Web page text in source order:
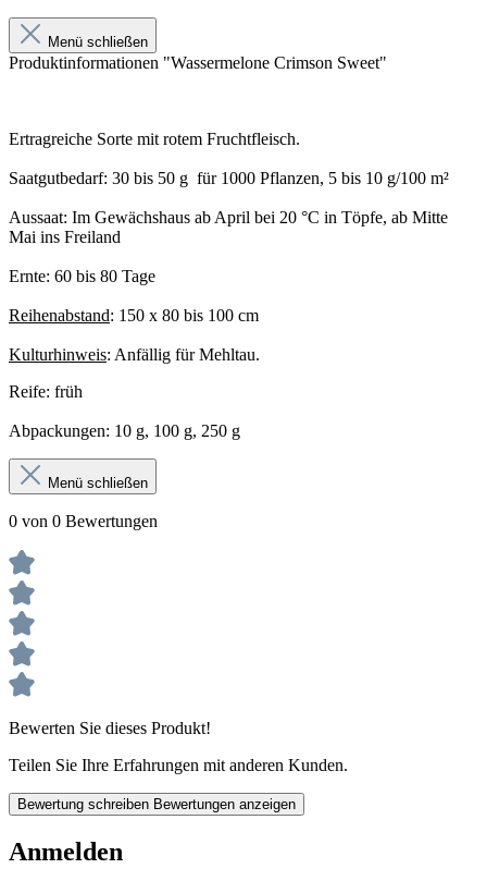
Menü schließen
Produktinformationen "Wassermelone Crimson Sweet"
Ertragreiche Sorte mit rotem Fruchtfleisch.
Saatgutbedarf: 30 bis 50 g für 1000 Pflanzen, 5 bis 10 g/100 m²
Aussaat: Im Gewächshaus ab April bei 20 °C in Töpfe, ab Mitte
Mai ins Freiland
Ernte: 60 bis 80 Tage
Reihenabstand: 150 x 80 bis 100 cm
Kulturhinweis: Anfällig für Mehltau.
Reife: früh
Abpackungen: 10 g, 100 g, 250 g
Menü schließen
0 von 0 Bewertungen
Bewerten Sie dieses Produkt!
Teilen Sie Ihre Erfahrungen mit anderen Kunden.
Bewertung schreiben Bewertungen anzeigen
Anmelden